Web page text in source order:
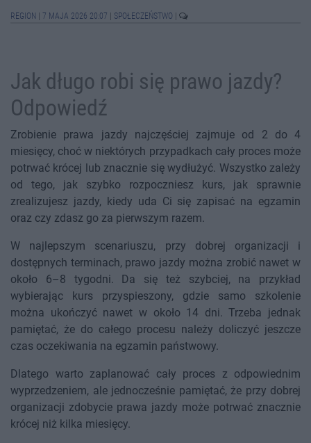
REGION 7 MAJA 2026 20:07 SPOŁECZEŃSTWO
Jak długo robi się prawo jazdy?
Odpowiedź
Zrobienie prawa jazdy najczęściej zajmuje od 2 do 4
miesięcy, choć w niektórych przypadkach cały proces może
potrwać krócej lub znacznie się wydłużyć. Wszystko zależy
od tego, jak szybko rozpoczniesz kurs, jak sprawnie
zrealizujesz jazdy, kiedy uda Ci się zapisać na egzamin
oraz czy zdasz go za pierwszym razem.
W najlepszym scenariuszu, przy dobrej organizacji i
dostępnych terminach, prawo jazdy można zrobić nawet w
około 6–8 tygodni. Da się też szybciej, na przykład
wybierając kurs przyspieszony, gdzie samo szkolenie
można ukończyć nawet w około 14 dni. Trzeba jednak
pamiętać, że do całego procesu należy doliczyć jeszcze
czas oczekiwania na egzamin państwowy.
Dlatego warto zaplanować cały proces z odpowiednim
wyprzedzeniem, ale jednocześnie pamiętać, że przy dobrej
organizacji zdobycie prawa jazdy może potrwać znacznie
krócej niż kilka miesięcy.